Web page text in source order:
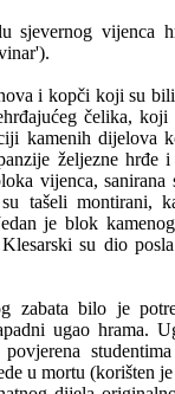
sjevernog vijenca
i kopči koji su
čelika,
kamenih dijelova
željezne hrđe
vijenca, sanirana
tašeli montirani,
je blok
su dio
zabata bilo je
ugao hrama.
u mortu (korišten